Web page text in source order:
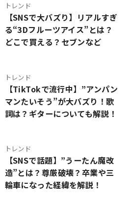
トレンド
【SNSで大バズり】リアルすぎ
る“3Dフルーツアイス”とは？
どこで買える？セブンなど
トレンド
【TikTokで流行中】”アンパン
マンたいそう”が大バズり！歌
詞は？ギターについても解説！
トレンド
【SNSで話題】”うーたん魔改
造”とは？尊厳破壊？卒業や三
輪車になった経緯を解説！